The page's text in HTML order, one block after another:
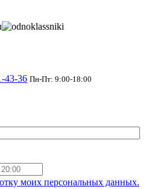
43-36 Пн-Пт: 9:00-18:00
моих персональных данных.